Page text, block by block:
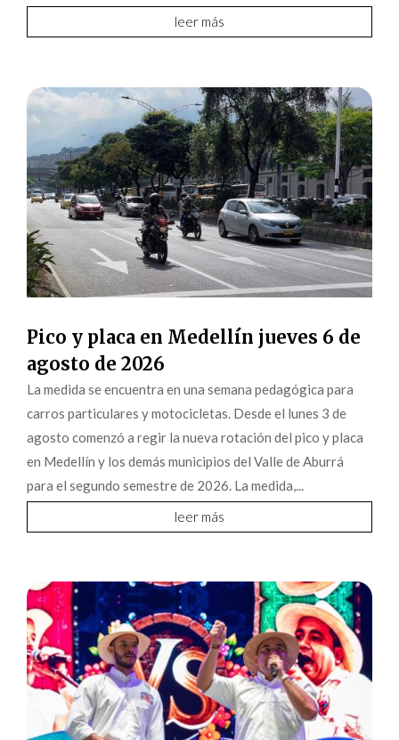
leer más
Pico y placa en Medellín jueves 6 de
agosto de 2026
La medida se encuentra en una semana pedagógica para
carros particulares y motocicletas. Desde el lunes 3 de
agosto comenzó a regir la nueva rotación del pico y placa
en Medellín y los demás municipios del Valle de Aburrá
para el segundo semestre de 2026. La medida,...
leer más